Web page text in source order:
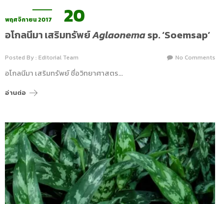
พฤศจิกายน 2017 20
อโกลนีมา เสริมทรัพย์Aglaonemasp. ‘Soemsap’
Posted By : Editorial Team No Comments
อโกลนีมา เสริมทรัพย์ ชื่อวิทยาศาสตร…
อ่านต่อ